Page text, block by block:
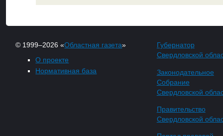
© 1999–2026 «Областная газета»
О проекте
Нормативная база
Губернатор
Свердловской
Законодательное
Собрание
Свердловской
Правительство
Свердловской